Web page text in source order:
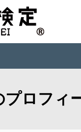
プロフィ